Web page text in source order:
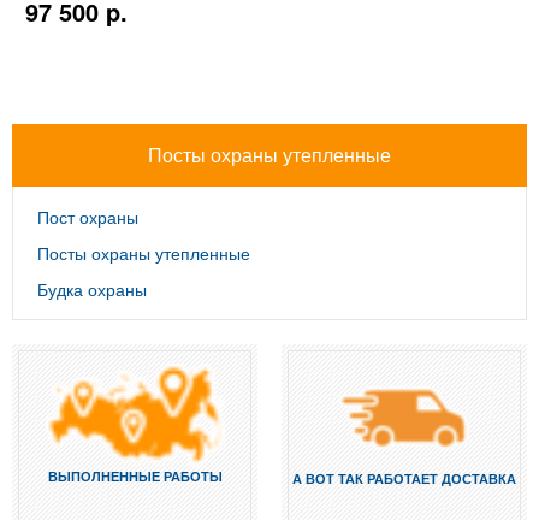
97 500 p.
Посты охраны утепленные
Пост охраны
Посты охраны утепленные
Будка охраны
ВЫПОЛНЕННЫЕ РАБОТЫ А ВОТ ТАК РАБОТАЕТ ДОСТАВКА